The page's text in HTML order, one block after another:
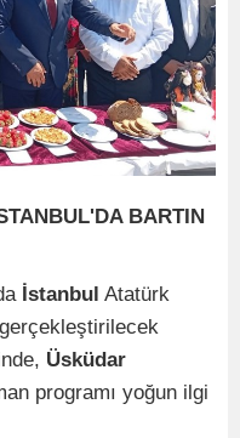
BARTIN
İstanbul Atatürk
Üsküdar
programı yoğun ilgi